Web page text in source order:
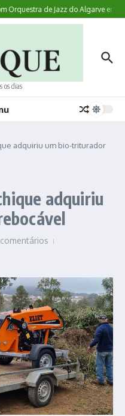
de Jazz do Algarve em
os dias
adquiriu um bio-triturador
adquiriu